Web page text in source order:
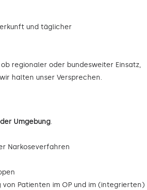
und täglicher
regionaler oder bundesweiter Einsatz,
halten unser Versprechen.
Umgebung.
Narkoseverfahren
Patienten im OP und im (integrierten)